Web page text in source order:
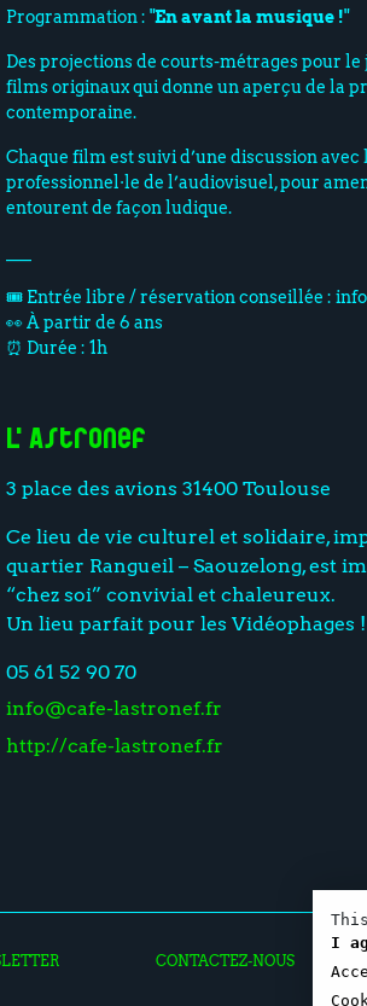
Programmation : "En avant la musique !"
Des projections de courts-métrages pour
films originaux qui donne un aperçu de la
contemporaine.
Chaque film est suivi d’une discussion avec
professionnel·le de l’audiovisuel, pour
entourent de façon ludique.
🎟️ Entrée libre / réservation conseillée :
👀 À partir de 6 ans
⏰ Durée : 1h
L'Astronef
3 place des avions 31400 Toulouse
Ce lieu de vie culturel et solidaire,
quartier Rangueil – Saouzelong, est
“chez soi” convivial et chaleureux.
Un lieu parfait pour les Vidéophages !
05 61 52 90 70
info@cafe-lastronef.fr
http://cafe-lastronef.fr
CONTACTEZ-NOUS
I